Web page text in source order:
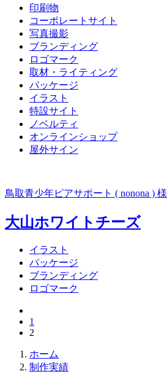
印刷物
コーポレートサイト
写真撮影
ブランディング
ロゴマーク
取材・ライティング
パッケージ
イラスト
特設サイト
ノベルティ
オンラインショップ
屋外サイン
鳥取青少年ピアサポート ( nonona ) 様
大山ホワイトチーズ
イラスト
パッケージ
ブランディング
ロゴマーク
1
2
ホーム
制作実績